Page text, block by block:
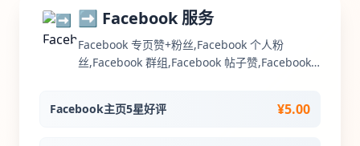
➡️ Facebook 服务
Facebook 专页赞+粉丝,Facebook 个人粉
丝,Facebook 群组,Facebook 帖子赞,Facebook
回复点赞,Facebook公共主页关注粉丝,Facebook
Facebook主页5星好评 ¥5.00